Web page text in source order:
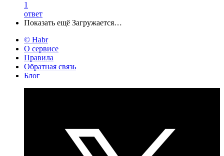
1
ответ
Показать ещё Загружается…
© Habr
О сервисе
Правила
Обратная связь
Блог